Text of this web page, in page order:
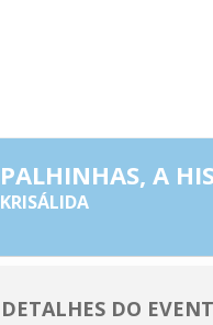
PALHINHAS, A
KRISÁLIDA
DETALHES DO